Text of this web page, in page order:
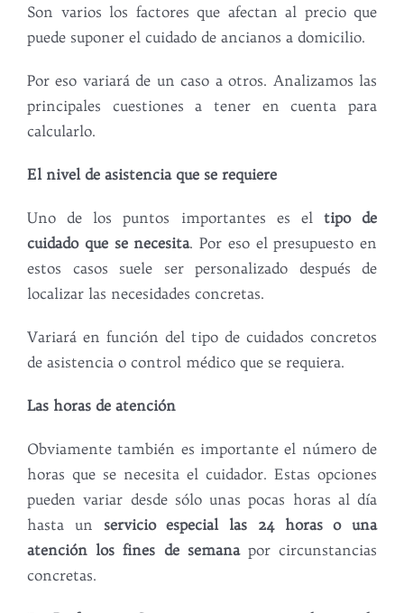
Son varios los factores que afectan al precio que
puede suponer el cuidado de ancianos a domicilio.
Por eso variará de un caso a otros. Analizamos las
principales cuestiones a tener en cuenta para
calcularlo.
El nivel de asistencia que se requiere
Uno de los puntos importantes es el tipo de
cuidado que se necesita. Por eso el presupuesto en
estos casos suele ser personalizado después de
localizar las necesidades concretas.
Variará en función del tipo de cuidados concretos
de asistencia o control médico que se requiera.
Las horas de atención
Obviamente también es importante el número de
horas que se necesita el cuidador. Estas opciones
pueden variar desde sólo unas pocas horas al día
hasta un servicio especial las 24 horas o una
atención los fines de semanapor circunstancias
concretas.